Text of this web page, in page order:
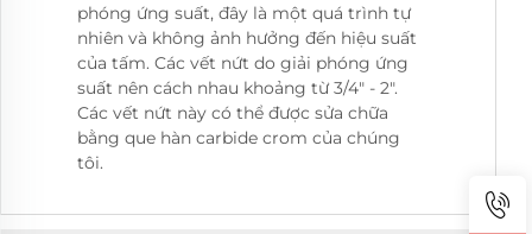
phóng ứng suất, đây là một quá trình tự
nhiên và không ảnh hưởng đến hiệu suất
của tấm. Các vết nứt do giải phóng ứng
suất nên cách nhau khoảng từ 3/4" - 2".
Các vết nứt này có thể được sửa chữa
bằng que hàn carbide crom của chúng
tôi.